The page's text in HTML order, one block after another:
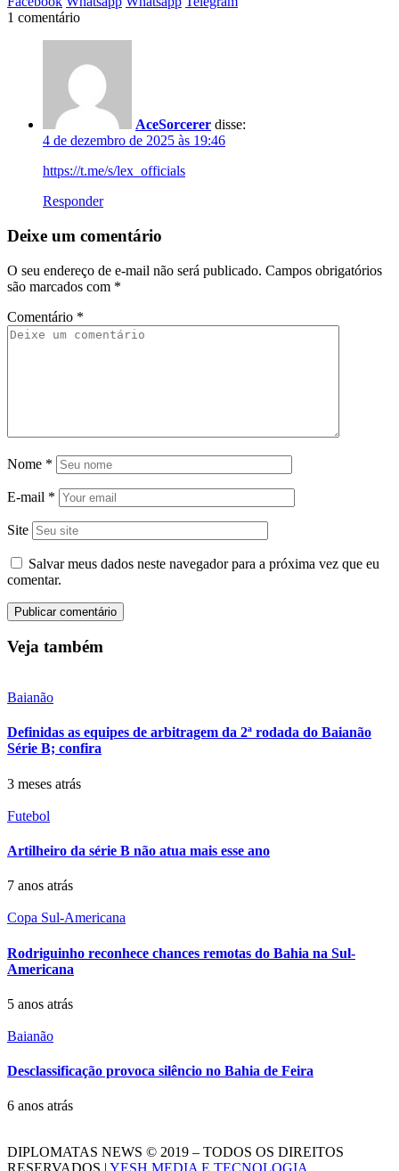
1 comentário
AceSorcerer disse:
4 de dezembro de 2025 às 19:46
https://t.me/s/lex_officials
Responder
Deixe um comentário
O seu endereço de e-mail não será publicado. Campos obrigatórios
são marcados com *
Comentário *
Nome *
E-mail *
Site
Salvar meus dados neste navegador para a próxima vez que eu
comentar.
Veja também
Baianão
Definidas as equipes de arbitragem da 2ª rodada do Baianão
Série B; confira
3 meses atrás
Futebol
Artilheiro da série B não atua mais esse ano
7 anos atrás
Copa Sul-Americana
Rodriguinho reconhece chances remotas do Bahia na Sul-
Americana
5 anos atrás
Baianão
Desclassificação provoca silêncio no Bahia de Feira
6 anos atrás
DIPLOMATAS NEWS © 2019 – TODOS OS DIREITOS